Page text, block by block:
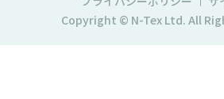
Copyright © N-Tex Ltd. All